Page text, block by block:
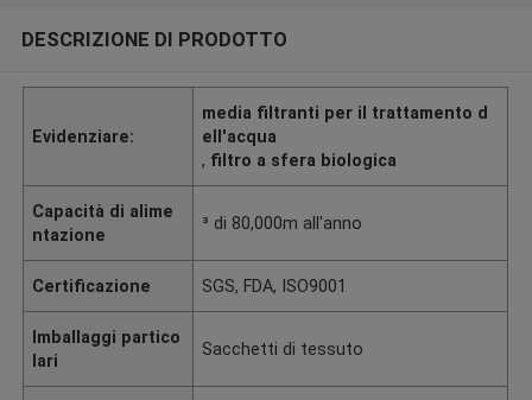
DESCRIZIONE DI PRODOTTO
Evidenziare:
media filtranti per il trattamento d
ell'acqua
, filtro a sfera biologica
Capacità di alime
ntazione
³ di 80,000m all'anno
Certificazione SGS, FDA, ISO9001
Imballaggi partico
lari
Sacchetti di tessuto